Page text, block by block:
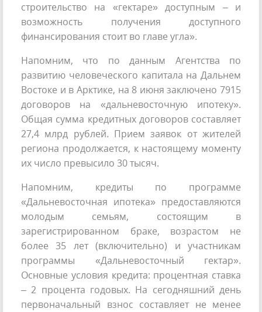
строительство на «гектаре» доступным – и
возможность получения доступного
финансирования стоит во главе угла».
Напомним, что по данным Агентства по
развитию человеческого капитала на Дальнем
Востоке и в Арктике, на 8 июня заключено 7915
договоров на «дальневосточную ипотеку».
Общая сумма кредитных договоров составляет
27,4 млрд рублей. Прием заявок от жителей
региона продолжается, к настоящему моменту
их число превысило 30 тысяч.
Напомним, кредиты по программе
«Дальневосточная ипотека» предоставляются
молодым семьям, состоящим в
зарегистрированном браке, возрастом не
более 35 лет (включительно) и участникам
программы «Дальневосточный гектар».
Основные условия кредита: процентная ставка
– 2 процента годовых. На сегодняшний день
первоначальный взнос составляет не менее